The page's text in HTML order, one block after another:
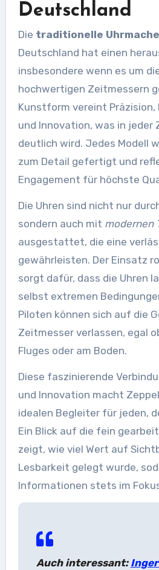
Deutschland
Die traditionelle
Deutschland hat einen
insbesondere wenn es um
hochwertigen Zeitmessern
Kunstform vereint
und Innovation, was in jeder
deutlich wird. Jedes Modell
zum Detail gefertigt und
Engagement für höchste
Die Uhren sind nicht nur
sondern auch mit modernen
ausgestattet, die eine
gewährleisten. Der Einsatz
sorgt dafür, dass die Uhren
selbst extremen
Piloten können sich auf die
Zeitmesser verlassen, egal
Fluges oder am Boden.
Diese faszinierende
und Innovation macht
idealen Begleiter für jeden,
Ein Blick auf die fein
zeigt, wie viel Wert auf
Lesbarkeit gelegt wurde,
Informationen stets im
Auch interessant: